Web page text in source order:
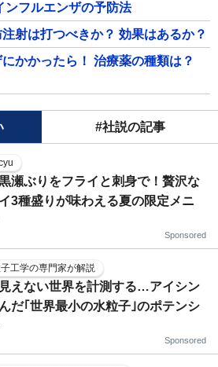
ンフルエンザの予防法
射は打つべきか？ 効果はあるか？
かかったら！ 治療薬の種類は？
#社説の記事
瀬ぶりをフライと刺身で！贅沢な
3種盛りが味わえる夏の限定メニ
Sponsored
工学の専門家が解説
えない世界を計測する…アイシン
だ｢世界最小の水粒子｣のポテンシ
Sponsored